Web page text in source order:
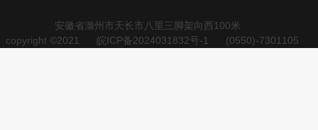
安徽省滁州市天长市八里三脚架向西100米
copyright ©2021
皖ICP备2024031832号-1 (0550)-7301105